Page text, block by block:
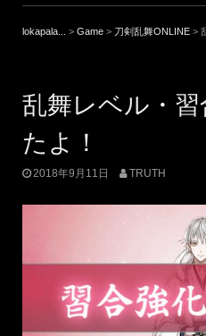
lokapala... > Game > 刀剣乱舞ONLINE >
乱舞レベル・
たよ！
2018年9月11日 TRUTH